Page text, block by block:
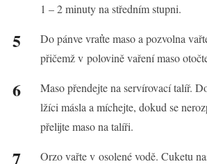
1 – 2 minuty na středním stupni.
Do pánve vraťte maso a pozvolna
přičemž v polovině vaření maso
Maso přendejte na servírovací talíř.
lžíci másla a míchejte, dokud se
přelijte maso na talíři.
Orzo vařte v osolené vodě. Cuketu